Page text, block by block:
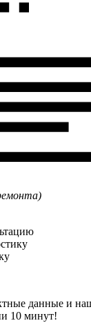
данные и
10 минут!